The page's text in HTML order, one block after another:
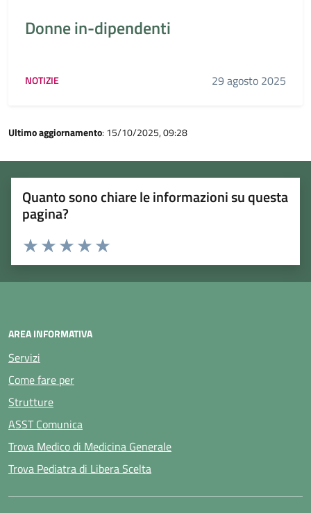
Donne in-dipendenti
NOTIZIE 29 agosto 2025
Ultimo aggiornamento: 15/10/2025, 09:28
Quanto sono chiare le informazioni su questa
pagina?
Rating:
Valuta 5 stelle su 5
Valuta 4 stelle su 5
Valuta 3 stelle su 5
Valuta 2 stelle su 5
Valuta 1 stelle su 5
AREA INFORMATIVA
Servizi
Come fare per
Strutture
ASST Comunica
Trova Medico di Medicina Generale
Trova Pediatra di Libera Scelta